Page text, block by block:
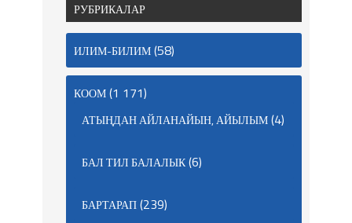
РУБРИКАЛАР
ИЛИМ-БИЛИМ(58)
КООМ(1 171)
АТЫҢДАН АЙЛАНАЙЫН, АЙЫЛЫМ(4)
БАЛ ТИЛ БАЛАЛЫК(6)
БАРТАРАП(239)